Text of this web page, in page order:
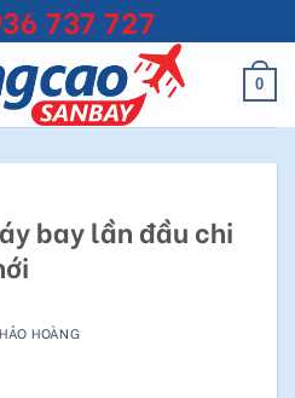
737 727
0
bay lần đầu chi
HOÀNG